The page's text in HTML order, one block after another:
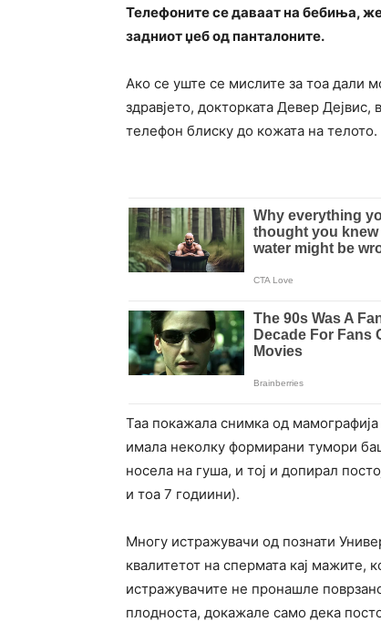
Телефоните се даваат на бебиња,
задниот џеб од панталоните.
Ако се уште се мислите за тоа дали
здравјето, докторката Девер
телефон блиску до кожата на телото.
Таа покажала снимка од
имала неколку формирани тумори
носела на гуша, и тој и допирал
и тоа 7 годиини).
Многу истражувачи од познати
квалитетот на спермата кај мажите,
истражувачите не пронашле
плодноста, докажале само дека